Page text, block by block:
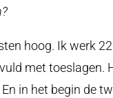
hoog. Ik werk
met toeslagen.
in het begin de